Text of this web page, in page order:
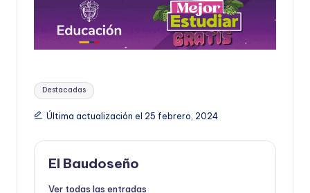
Etiquetas:
Destacadas
Última actualización el 25 febrero, 2024
El Baudoseño
Ver todas las entradas